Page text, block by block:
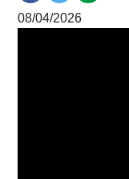
08/04/2026